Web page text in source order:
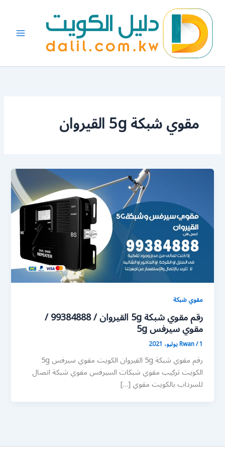
المحتوى
مقوي شبكة 5g القيروان
مقوي شبكة
رقم مقوي شبكة 5g القيروان / 99384888 /
مقوي سيرفس 5g
Rwan/1 يوليو، 2021
رقم مقوي شبكة 5g القيروان الكويت مقوي سيرفس 5g
الكويت تركيب مقوي شبكات السيرفس مقوي شبكة اتصال
للسرداب بالكويت مقوي […]